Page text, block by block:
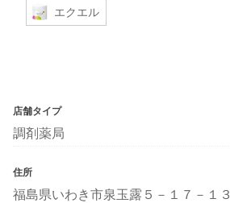
エクエル
店舗タイプ
調剤薬局
住所
福島県いわき市泉玉露５－１７－１３